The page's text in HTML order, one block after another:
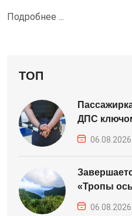
Подробнее ...
ТОП
ДПС
«Тропы